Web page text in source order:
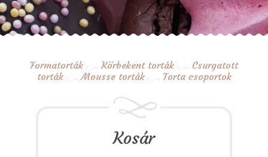
Formatorták Körbekent torták
Csurgatott
torták
Mousse torták Torta csoportok
Kosár